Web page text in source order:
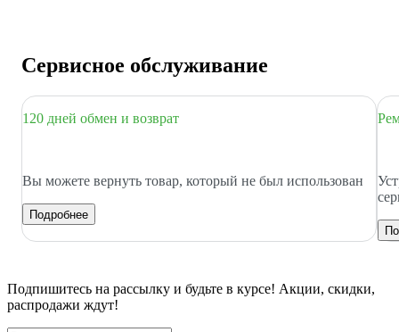
Сервисное обслуживание
120 дней обмен и возврат
Вы можете вернуть товар, который не был использован
Подробнее
Подпишитесь на рассылку и будьте в курсе! Акции, скидки,
распродажи ждут!